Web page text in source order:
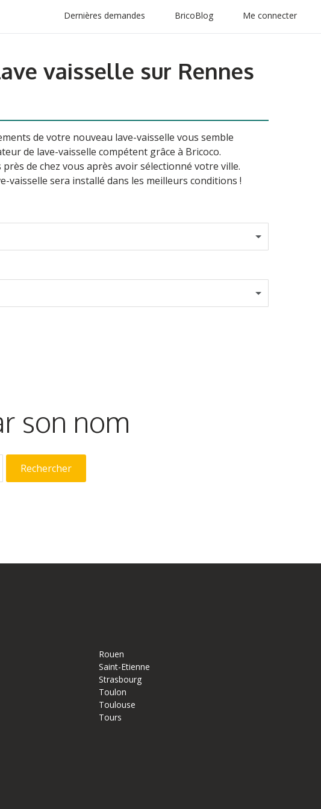
Dernières demandes BricoBlog Me connecter
vaisselle sur Rennes
de votre nouveau lave-vaisselle vous semble
de lave-vaisselle compétent grâce à Bricoco.
de chez vous après avoir sélectionné votre ville.
vaisselle sera installé dans les meilleurs conditions !
son nom
Rechercher
Rouen
Saint-Etienne
Strasbourg
Toulon
Toulouse
Tours